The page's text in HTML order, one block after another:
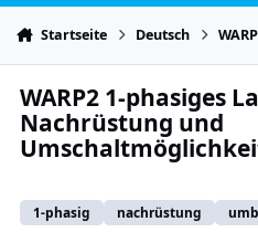
Startseite Deutsch
WARP2 1-phasiges
Nachrüstung und
1-phasig nachrüstung